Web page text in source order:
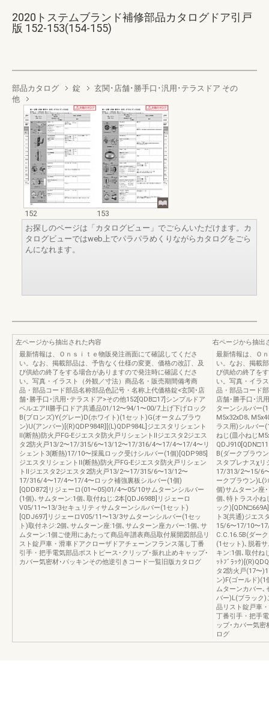
2020トステムブランド補修部品カタログドア引戸
版 152-153(154-155)
部品カタログ 錠
玄関･店舗･勝手口･汎用･テラスドア その
他
152
153
お探しのページは「カタログビュー」でごらんいただけます。カ
タログビューではweb上でパラパラめくりながらカタログをごら
んになれます。
左ページから抽出された内容
最新情報は、Ｏｎｓｉｔｅ物販発注画面にて確認してくださ
い。なお、掲載部品は、予告なく仕様の変更、価格の改訂、及
び供給の終了をする場合がありますので発注時に確認くださ
い。写真・イラスト（外観／寸法）商品名・販売期間備考商
品・部品コード部品名称部品色記号・名称上代価格錠<玄関･店
舗･勝手口･汎用･テラスドア>その他152[QDB□17]シンプルドア
ベルエアⅡ勝手口ドア共通品01/12〜94/1〜00/7上げ下げロック
B(ブロンズ)Y(グレー)D(ホワイト)(1セット)G(オータムブラウ
ン)U(アンバー)[(R)QDP984R][(L)QDP984L]ジエスタリシェント
Ⅱ(断熱)防火戸FG-Eジエスタ防火戸リシェントⅡジエスタ2ジエス
タ2防火戸13/2〜17/315/6〜13/12〜17/316/4〜17/4〜17/4〜リ
シェント3(断熱)17/10〜採風ロック受けシルバー(1個)[QDP985]
ジエスタリシェントⅡ(断熱)防火戸FG-Eジエスタ防火戸リシェン
トⅡジエスタ2ジエスタ2防火戸13/2〜17/315/6〜13/12〜
17/316/4〜17/4〜17/4〜ロック補強裏板シルバー(1個)
[QDD872]リジェーロ(01〜05)01/4〜05/10サムターンシルバー
(1個)､サムターン:1個､取付ねじ:2本[QDJ698B]リジェーロ
V05/11〜13/3セキュリティサムターンシルバー(1セット)
[QDJ697]リジェーロV05/11〜13/3サムターンシルバー(1セッ
ト)取付ネジ:2個､サムターン座:1個､サムターン座カバー:1個､サ
ムターン:1個ご使用にあたって商品年譜表商品取付展開図部品リ
スト錠戸車・滑車ドアクローザドアチェーンフランス落し丁番
引手・把手電気部品ポストピース･クリップ･振れ止めキャップ･
カバー気密材･パッキンその他逆引きコード一覧旧版カタログ
右ページから抽出
最新情報は、Ｏ
い。なお、掲載
び供給の終了を
い。写真・イラ
品・部品コード
店舗･勝手口･汎
ターンシルバー
M5x32xD8､
ラス用)シルバー
ねじ(皿小ねじ
B(ダークブラウ
スタプレナスχ
17/313/2〜15/6
ークブラウン)L(
個)サムターン座
個､特トラス小ね
ック
ト3(共通)ジエス
15/6〜17/10〜
C.C.16.5B(ダー
(1セット)､脱着
キン:1個､取付ね
ｯﾄﾌﾞﾗｯｸ
タ2防火戸(17〜
ン)F(ゴールド)(1
ムターンカバー
バー)L(ブラック)
品リスト錠戸車
丁番引手・把手
ップ･カバー気
ログ